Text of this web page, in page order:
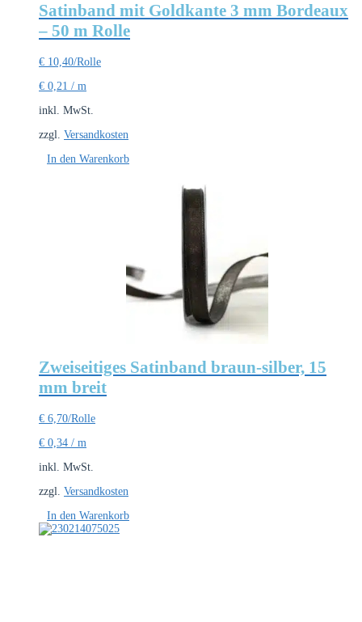
Satinband mit Goldkante 3 mm Bordeaux
– 50 m Rolle
€ 10,40/Rolle
€ 0,21 / m
inkl. MwSt.
zzgl. Versandkosten
In den Warenkorb
Zweiseitiges Satinband braun-silber, 15
mm breit
€ 6,70/Rolle
€ 0,34 / m
inkl. MwSt.
zzgl. Versandkosten
In den Warenkorb